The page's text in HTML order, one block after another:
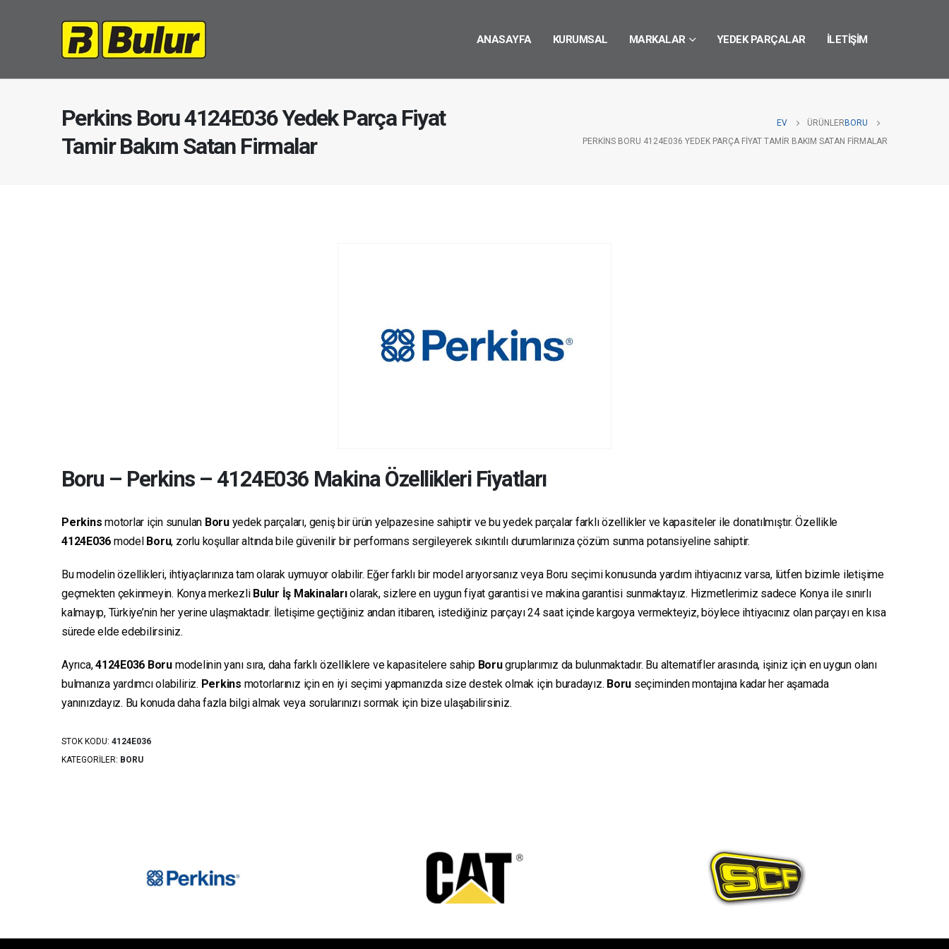
ANASAYFA KURUMSAL MARKALAR YEDEK PARÇALAR İLETIŞIM
Perkins Boru 4124E036 Yedek Parça Fiyat
Tamir Bakım Satan Firmalar
EV ÜRÜNLER BORU
PERKINS BORU 4124E036 YEDEK PARÇA FIYAT TAMIR BAKIM SATAN FIRMALAR
Boru – Perkins–4124E036 Makina Özellikleri Fiyatları
Perkins motorlar için sunulan Boruyedek parçaları, geniş bir ürün yelpazesine sahiptir ve bu yedek parçalar farklı özellikler ve kapasiteler ile donatılmıştır. Özellikle
4124E036 model Boru, zorlu koşullar altında bile güvenilir bir performans sergileyerek sıkıntılı durumlarınıza çözüm sunma potansiyeline sahiptir.
Bu modelin özellikleri, ihtiyaçlarınıza tam olarak uymuyor olabilir. Eğer farklı bir model arıyorsanız veya Boru seçimi konusunda yardım ihtiyacınız varsa, lütfen bizimle iletişime
geçmekten çekinmeyin. Konya merkezli Bulur İş Makinalarıolarak, sizlere en uygun fiyat garantisi ve makina garantisi sunmaktayız. Hizmetlerimiz sadece Konya ile sınırlı
kalmayıp, Türkiye’nin her yerine ulaşmaktadır. İletişime geçtiğiniz andan itibaren, istediğiniz parçayı 24 saat içinde kargoya vermekteyiz, böylece ihtiyacınız olan parçayı en kısa
sürede elde edebilirsiniz.
Ayrıca,4124E036 Boru modelinin yanı sıra, daha farklı özelliklere ve kapasitelere sahip Borugruplarımız da bulunmaktadır. Bu alternatifler arasında, işiniz için en uygun olanı
bulmanıza yardımcı olabiliriz. Perkins motorlarınız için en iyi seçimi yapmanızda size destek olmak için buradayız. Boru seçiminden montajına kadar her aşamada
yanınızdayız. Bu konuda daha fazla bilgi almak veya sorularınızı sormak için bize ulaşabilirsiniz.
STOK KODU: 4124E036
KATEGORILER: BORU